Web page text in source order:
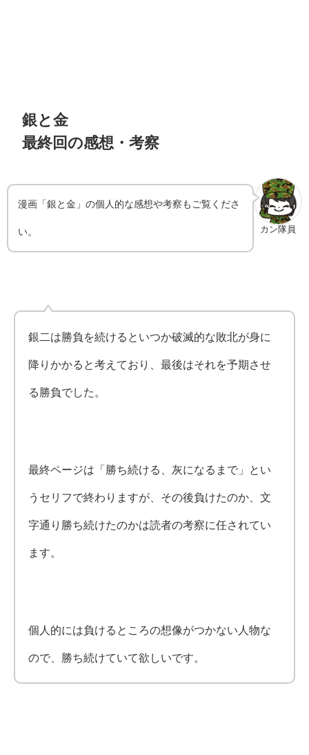
銀と金
最終回の感想・考察
カン隊員
漫画「銀と金」の個人的な感想や考察もご覧くださ
い。
銀二は勝負を続けるといつか破滅的な敗北が身に
降りかかると考えており、最後はそれを予期させ
る勝負でした。
最終ページは「勝ち続ける、灰になるまで」とい
うセリフで終わりますが、その後負けたのか、文
字通り勝ち続けたのかは読者の考察に任されてい
ます。
個人的には負けるところの想像がつかない人物な
ので、勝ち続けていて欲しいです。